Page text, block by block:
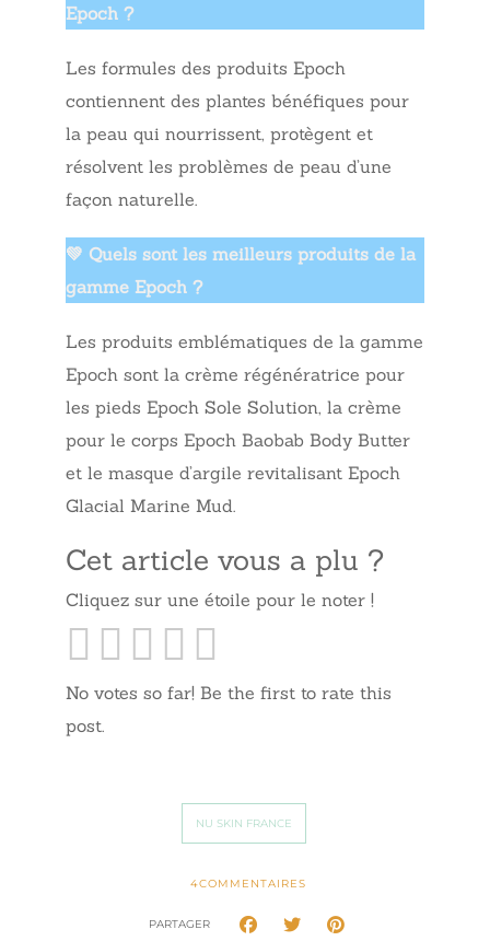
Epoch ?
Les formules des produits Epoch
contiennent des plantes bénéfiques pour
la peau qui nourrissent, protègent et
résolvent les problèmes de peau d’une
façon naturelle.
💚 Quels sont les meilleurs produits de la
gamme Epoch ?
Les produits emblématiques de la gamme
Epoch sont la crème régénératrice pour
les pieds Epoch Sole Solution, la crème
pour le corps Epoch Baobab Body Butter
et le masque d’argile revitalisant Epoch
Glacial Marine Mud.
Cet article vous a plu ?
Cliquez sur une étoile pour le noter !
No votes so far! Be the first to rate this
post.
NU SKIN FRANCE
4COMMENTAIRES
PARTAGER